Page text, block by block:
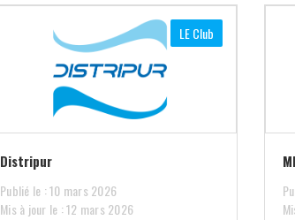
LE Club
Distripur
Publié le : 10 mars 2026
Mis à jour le : 12 mars 2026